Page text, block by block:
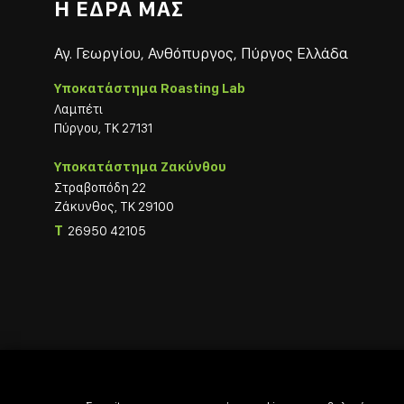
Η ΕΔΡΑ ΜΑΣ
Αγ. Γεωργίου, Ανθόπυργος, Πύργος Ελλάδα
Υποκατάστημα Roasting Lab
Λαμπέτι
Πύργου, ΤΚ 27131
Υποκατάστημα Ζακύνθου
Στραβοπόδη 22
Ζάκυνθος, ΤΚ 29100
T 26950 42105